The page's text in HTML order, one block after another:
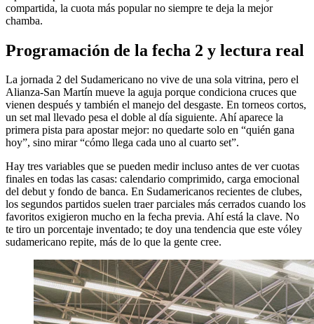
compartida, la cuota más popular no siempre te deja la mejor
chamba.
Programación de la fecha 2 y lectura real
La jornada 2 del Sudamericano no vive de una sola vitrina, pero el
Alianza-San Martín mueve la aguja porque condiciona cruces que
vienen después y también el manejo del desgaste. En torneos cortos,
un set mal llevado pesa el doble al día siguiente. Ahí aparece la
primera pista para apostar mejor: no quedarte solo en “quién gana
hoy”, sino mirar “cómo llega cada uno al cuarto set”.
Hay tres variables que se pueden medir incluso antes de ver cuotas
finales en todas las casas: calendario comprimido, carga emocional
del debut y fondo de banca. En Sudamericanos recientes de clubes,
los segundos partidos suelen traer parciales más cerrados cuando los
favoritos exigieron mucho en la fecha previa. Ahí está la clave. No
te tiro un porcentaje inventado; te doy una tendencia que este vóley
sudamericano repite, más de lo que la gente cree.